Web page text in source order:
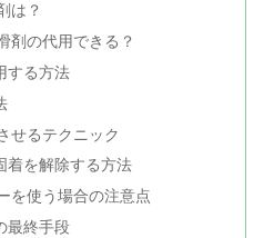
は？
剤の代用できる？
する方法
せるテクニック
着を解除する方法
を使う場合の注意点
最終手段